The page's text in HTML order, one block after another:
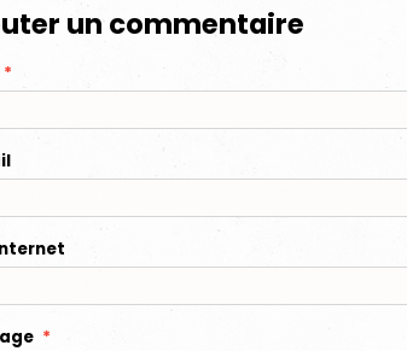
un commentaire